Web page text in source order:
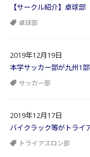
【サークル紹介】卓球部
卓球部
2019年12月19日
本学サッカー部が九州1
サッカー部
2019年12月17日
バイクラック等がトライ
トライアスロン部